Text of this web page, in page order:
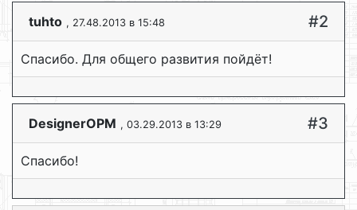
tuhto , 27.48.2013 в 15:48 #2
Спасибо. Для общего развития пойдёт!
DesignerOPM , 03.29.2013 в 13:29 #3
Cпасибо!